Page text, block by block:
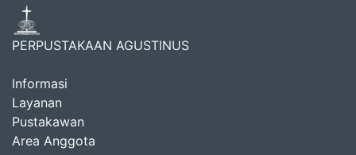
PERPUSTAKAAN AGUSTINUS
Informasi
Layanan
Pustakawan
Area Anggota